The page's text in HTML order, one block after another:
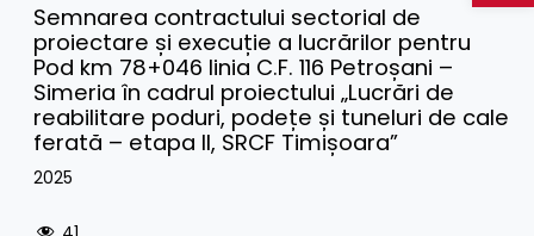
Semnarea contractului sectorial de
proiectare și execuție a lucrărilor pentru
Pod km 78+046 linia C.F. 116 Petroșani –
Simeria în cadrul proiectului „Lucrări de
reabilitare poduri, podețe și tuneluri de cale
ferată – etapa II, SRCF Timișoara”
2025